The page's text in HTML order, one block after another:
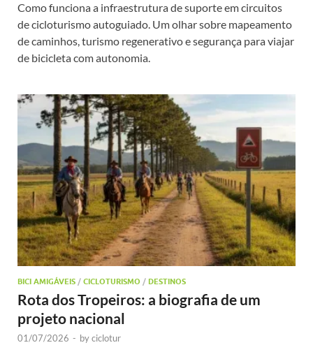
Como funciona a infraestrutura de suporte em circuitos
de cicloturismo autoguiado. Um olhar sobre mapeamento
de caminhos, turismo regenerativo e segurança para viajar
de bicicleta com autonomia.
BICI AMIGÁVEIS / CICLOTURISMO / DESTINOS
Rota dos Tropeiros: a biografia de um
projeto nacional
01/07/2026 - byciclotur